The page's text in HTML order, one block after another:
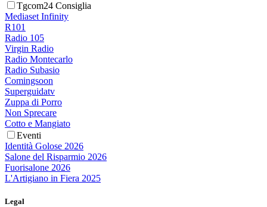
Tgcom24 Consiglia
Mediaset Infinity
R101
Radio 105
Virgin Radio
Radio Montecarlo
Radio Subasio
Comingsoon
Superguidatv
Zuppa di Porro
Non Sprecare
Cotto e Mangiato
Eventi
Identità Golose 2026
Salone del Risparmio 2026
Fuorisalone 2026
L'Artigiano in Fiera 2025
Legal